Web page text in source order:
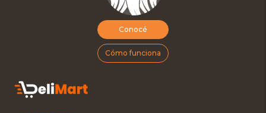
Conocé
Cómo funciona